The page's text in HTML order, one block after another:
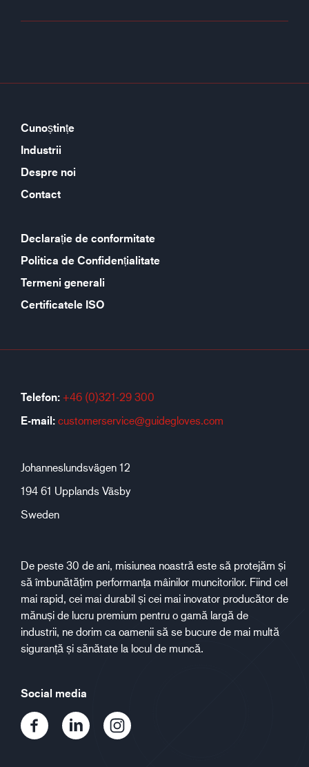
Cunoștințe
Industrii
Despre noi
Contact
Declarație de conformitate
Politica de Confidențialitate
Termeni generali
Certificatele ISO
Telefon: +46 (0)321-29 300
E-mail: customerservice@guidegloves.com
Johanneslundsvägen 12
194 61 Upplands Väsby
Sweden
De peste 30 de ani, misiunea noastră este să protejăm și
să îmbunătățim performanța mâinilor muncitorilor. Fiind cel
mai rapid, cei mai durabil și cei mai inovator producător de
mănuși de lucru premium pentru o gamă largă de
industrii, ne dorim ca oamenii să se bucure de mai multă
siguranță și sănătate la locul de muncă.
Social media